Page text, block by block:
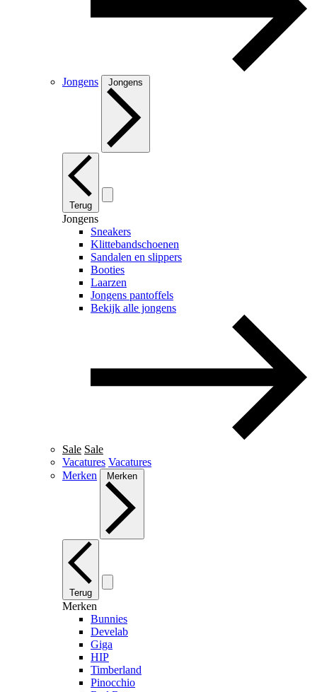
Jongens Jongens
Terug
Jongens
Sneakers
Klittebandschoenen
Sandalen en slippers
Booties
Laarzen
Jongens pantoffels
Bekijk alle jongens
Sale Sale
Vacatures Vacatures
Merken
Merken
Terug
Merken
Bunnies
Develab
Giga
HIP
Timberland
Pinocchio